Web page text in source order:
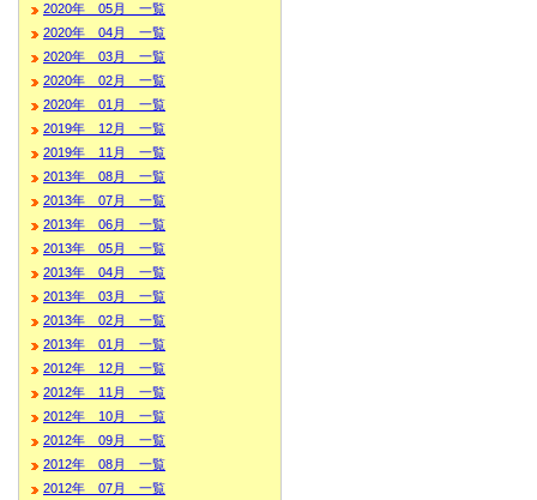
2020年 05月 一覧
2020年 04月 一覧
2020年 03月 一覧
2020年 02月 一覧
2020年 01月 一覧
2019年 12月 一覧
2019年 11月 一覧
2013年 08月 一覧
2013年 07月 一覧
2013年 06月 一覧
2013年 05月 一覧
2013年 04月 一覧
2013年 03月 一覧
2013年 02月 一覧
2013年 01月 一覧
2012年 12月 一覧
2012年 11月 一覧
2012年 10月 一覧
2012年 09月 一覧
2012年 08月 一覧
2012年 07月 一覧